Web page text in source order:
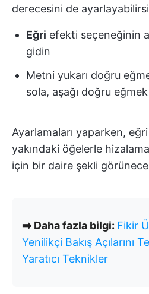
derecesini de
Eğri efekti seçeneğinin
gidin
Metni yukarı doğru
sola, aşağı doğru
Ayarlamaları yaparken,
yakındaki öğelerle
için bir daire şekli
➡️ Daha fazla bilgi: Fikir
Yenilikçi Bakış Açılarını
Yaratıcı Teknikler